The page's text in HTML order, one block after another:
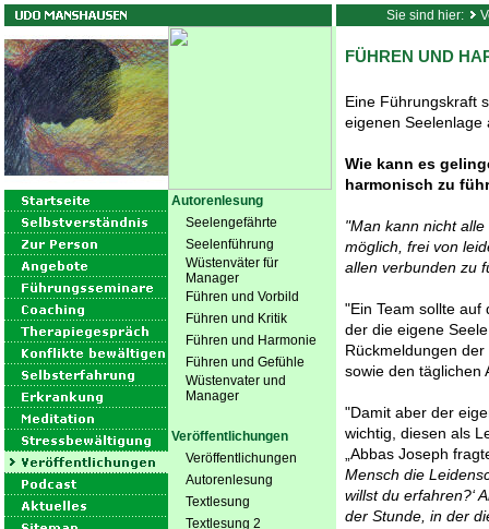
Sie sind hier:
Autorenlesung
Seelengefährte
Seelenführung
Wüstenväter für
Manager
Führen und Vorbild
Führen und Kritik
Führen und Harmonie
Führen und Gefühle
Wüstenvater und
Manager
Veröffentlichungen
Veröffentlichungen
Autorenlesung
Textlesung
Textlesung 2
FÜHREN UND
Eine Führungskraft
eigenen Seelenlage
Wie kann es
harmonisch zu
"Man kann nicht
möglich, frei von
allen verbunden zu
"Ein Team sollte
der die eigene
Rückmeldungen
sowie den täglichen
"Damit aber der
wichtig, diesen als
„Abbas Joseph
Mensch die
willst du erfahren?‘
der Stunde, in der